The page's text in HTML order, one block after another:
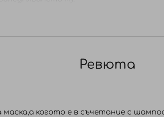
влажна коса и разрешете.
Ревюта
когото е в съчетание с